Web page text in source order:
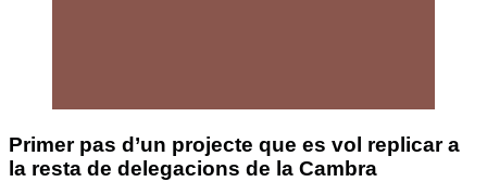
Primer pas d’un projecte que es vol replicar a
la resta de delegacions de la Cambra